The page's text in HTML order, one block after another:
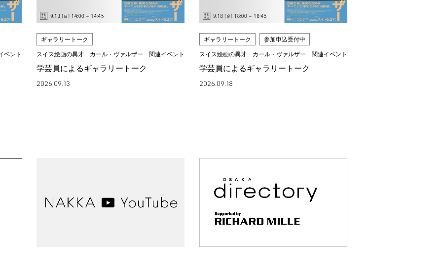
ベント
ギャラリートーク
スイス絵画の異才 カール・ヴァルザー 関連イベント
学芸員によるギャラリートーク
2026.09.13
ギャラリートーク 参加申込受付中
スイス絵画の異才 カール・ヴァルザー 関連イベント
学芸員によるギャラリートーク
2026.09.18